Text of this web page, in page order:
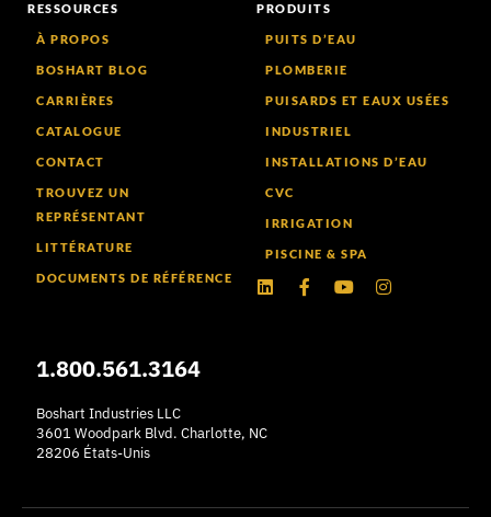
RESSOURCES
À PROPOS
BOSHART BLOG
CARRIÈRES
CATALOGUE
CONTACT
TROUVEZ UN
REPRÉSENTANT
LITTÉRATURE
DOCUMENTS DE RÉFÉRENCE
PRODUITS
PUITS D’EAU
PLOMBERIE
PUISARDS ET EAUX USÉES
INDUSTRIEL
INSTALLATIONS D’EAU
CVC
IRRIGATION
PISCINE & SPA
LinkedInFacebook-
f
YoutubeInstagram
1.800.561.3164
Boshart Industries LLC
3601 Woodpark Blvd. Charlotte, NC
28206 États-Unis